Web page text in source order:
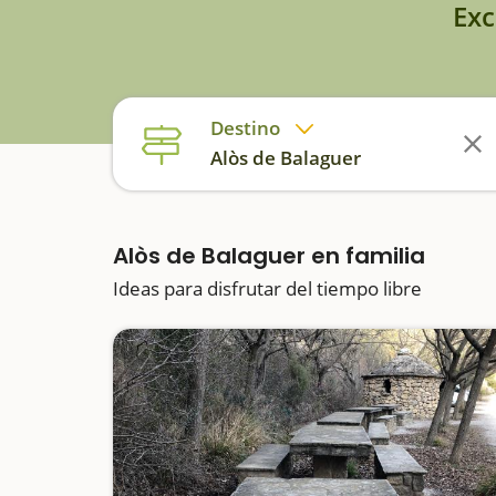
Destino
Alòs de Balaguer
Alòs de Balaguer en familia
Ideas para disfrutar del tiempo libre